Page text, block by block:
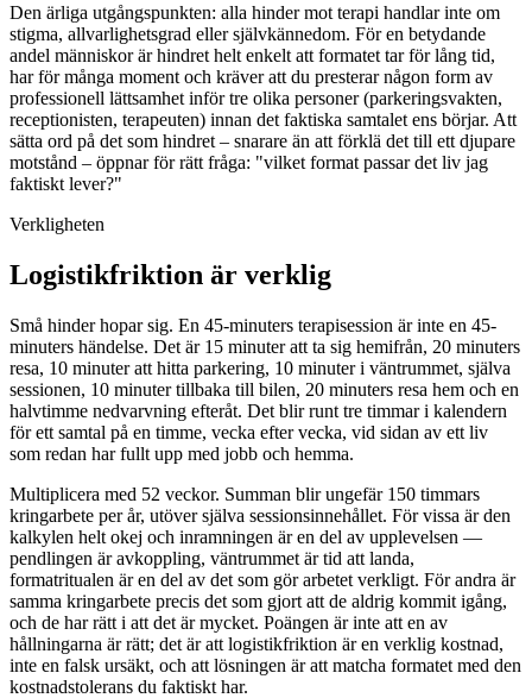
Den ärliga utgångspunkten: alla hinder mot terapi handlar inte om
stigma, allvarlighetsgrad eller självkännedom. För en betydande
andel människor är hindret helt enkelt att formatet tar för lång tid,
har för många moment och kräver att du presterar någon form av
professionell lättsamhet inför tre olika personer (parkeringsvakten,
receptionisten, terapeuten) innan det faktiska samtalet ens börjar. Att
sätta ord på det som hindret – snarare än att förklä det till ett djupare
motstånd – öppnar för rätt fråga: "vilket format passar det liv jag
faktiskt lever?"
Verkligheten
Logistikfriktion är verklig
Små hinder hopar sig. En 45-minuters terapisession är inte en 45-
minuters händelse. Det är 15 minuter att ta sig hemifrån, 20 minuters
resa, 10 minuter att hitta parkering, 10 minuter i väntrummet, själva
sessionen, 10 minuter tillbaka till bilen, 20 minuters resa hem och en
halvtimme nedvarvning efteråt. Det blir runt tre timmar i kalendern
för ett samtal på en timme, vecka efter vecka, vid sidan av ett liv
som redan har fullt upp med jobb och hemma.
Multiplicera med 52 veckor. Summan blir ungefär 150 timmars
kringarbete per år, utöver själva sessionsinnehållet. För vissa är den
kalkylen helt okej och inramningen är en del av upplevelsen —
pendlingen är avkoppling, väntrummet är tid att landa,
formatritualen är en del av det som gör arbetet verkligt. För andra är
samma kringarbete precis det som gjort att de aldrig kommit igång,
och de har rätt i att det är mycket. Poängen är inte att en av
hållningarna är rätt; det är att logistikfriktion är en verklig kostnad,
inte en falsk ursäkt, och att lösningen är att matcha formatet med den
kostnadstolerans du faktiskt har.